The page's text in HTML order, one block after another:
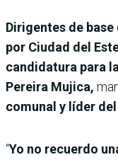
Dirigentes de base
por Ciudad del
candidatura para
Pereira Mujica,
comunal y líder
“Yo no recuerdo